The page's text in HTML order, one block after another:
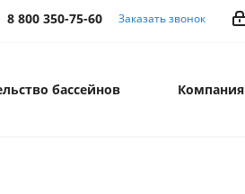
8 800 350-75-60 Заказать звонок
бассейнов Компания